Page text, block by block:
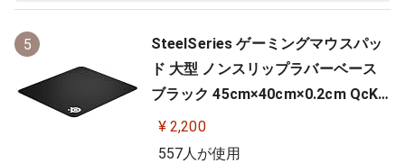
5
SteelSeries ゲーミングマウスパッ
ド 大型 ノンスリップラバーベース
ブラック 45cm×40cm×0.2cm QcK
+ 63003
¥ 2,200
557人が使用